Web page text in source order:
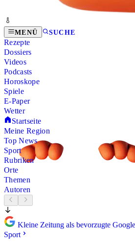
MENÜ SUCHE
Rezepte
Dossiers
Videos
Podcasts
Horoskope
Spiele
E-Paper
Wetter
Startseite
Meine Region
Top News
Sport
Rubriken
Orte
Themen
Autoren
Kleine Zeitung als bevorzugte
Sport